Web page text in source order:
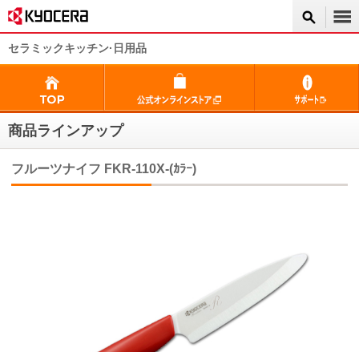
セラミックキッチン·日用品
商品ラインアップ
フルーツナイフ FKR-110X-(ｶﾗｰ)